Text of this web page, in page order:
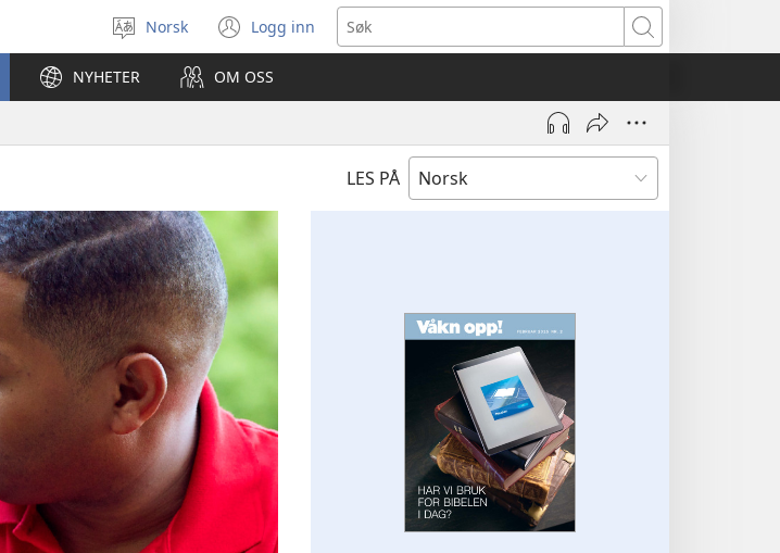
Velg
språk
Norsk Logg inn
(åpner
nytt
vindu)
Søk
NYHETER OM OSS
LES PÅ